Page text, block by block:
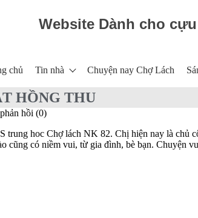
Website Dành cho
chủ Tin nhà Chuyện nay Chợ Lách
HỒNG THU
hồi (0)
trung hoc Chợ lách NK 82. Chị hiện nay là chủ
cũng có niềm vui, từ gia đình, bè bạn. Chuyện